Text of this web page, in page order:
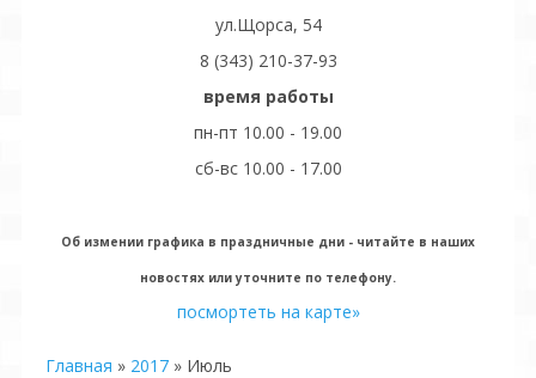
ул.Щорса, 54
8 (343) 210-37-93
время работы
пн-пт 10.00 - 19.00
сб-вс 10.00 - 17.00
Об измении графика в праздничные дни - читайте в наших
новостях или уточните по телефону.
посмортеть на карте»
Главная » 2017 » Июль